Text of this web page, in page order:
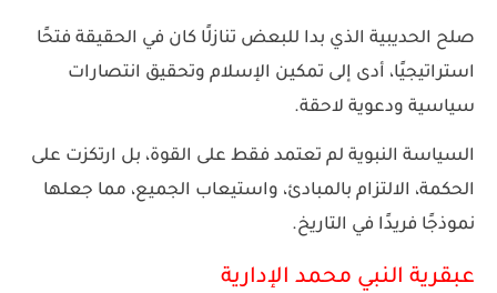
صلح الحديبية الذي بدا للبعض تنازلًا كان في الحقيقة فتحًا
استراتيجيًا، أدى إلى تمكين الإسلام وتحقيق انتصارات
سياسية ودعوية لاحقة.
السياسة النبوية لم تعتمد فقط على القوة، بل ارتكزت على
الحكمة، الالتزام بالمبادئ، واستيعاب الجميع، مما جعلها
نموذجًا فريدًا في التاريخ.
عبقرية النبي محمد الإدارية